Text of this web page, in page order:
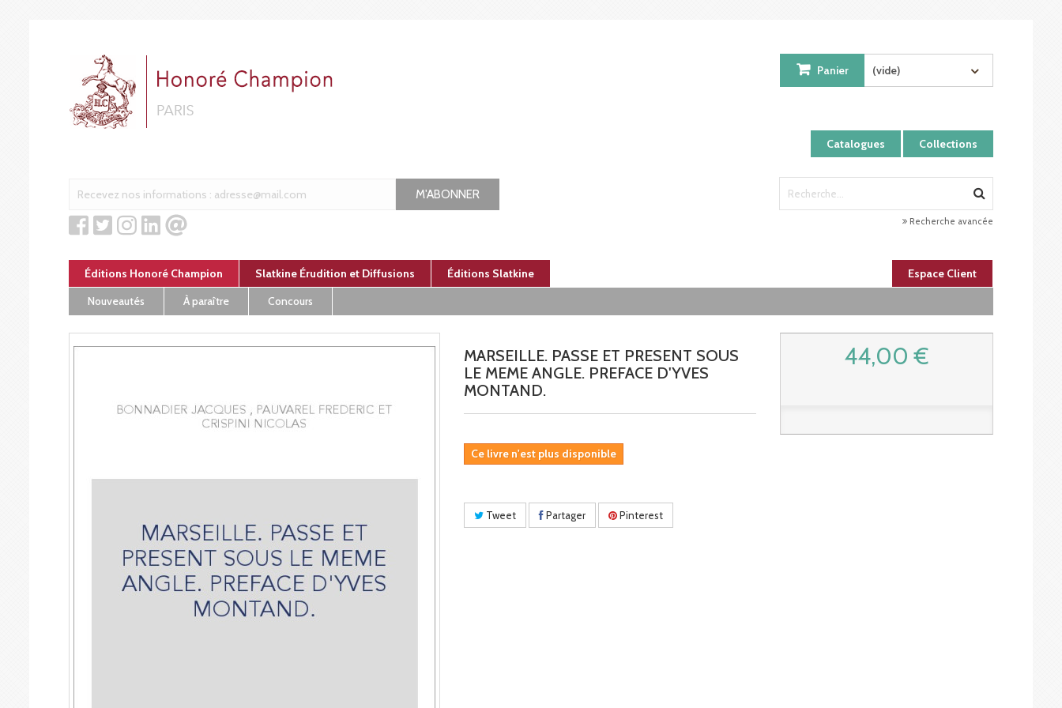
Catalogues Collections
Panier (vide)
M'ABONNER
Recherche avancée
Éditions Honoré Champion Slatkine Érudition et Diffusions Éditions Slatkine
Espace Client
Nouveautés
À paraître Concours
MARSEILLE. PASSE ET PRESENT SOUS
LE MEME ANGLE. PREFACE D'YVES
MONTAND.
Ce livre n'est plus disponible
Tweet Partager Pinterest
44,00 €